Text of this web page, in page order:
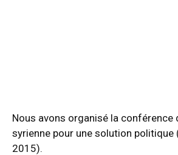
Nous avons organisé la conférence
syrienne pour une solution politique
2015).